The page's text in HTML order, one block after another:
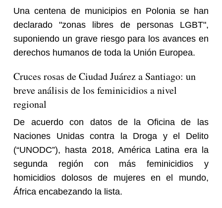
Una centena de municipios en Polonia se han
declarado "zonas libres de personas LGBT",
suponiendo un grave riesgo para los avances en
derechos humanos de toda la Unión Europea.
Cruces rosas de Ciudad Juárez a Santiago: un
breve análisis de los feminicidios a nivel
regional
De acuerdo con datos de la Oficina de las
Naciones Unidas contra la Droga y el Delito
(“UNODC”), hasta 2018, América Latina era la
segunda región con más feminicidios y
homicidios dolosos de mujeres en el mundo,
África encabezando la lista.